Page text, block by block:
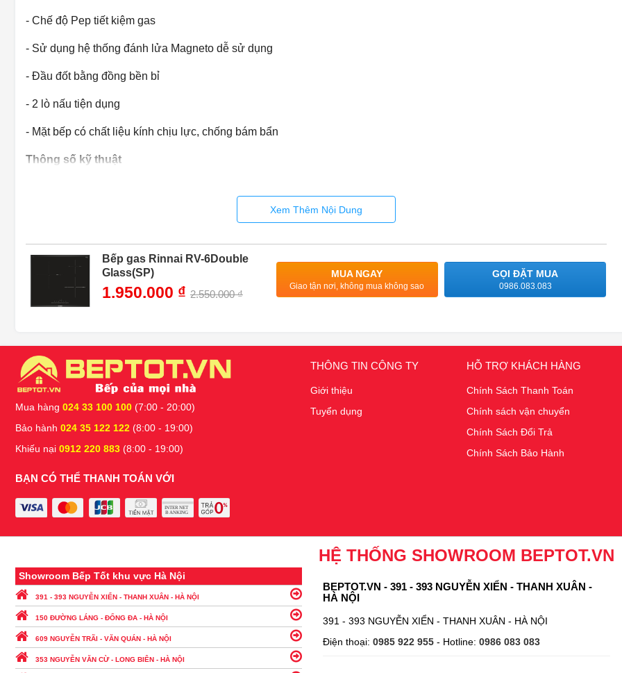
- Chế độ Pep tiết kiệm gas
- Sử dụng hệ thống đánh lửa Magneto dễ sử dụng
- Đầu đốt bằng đồng bền bỉ
- 2 lò nấu tiện dụng
- Mặt bếp có chất liệu kính chịu lực, chống bám bẩn
Thông số kỹ thuật
- Số lượng bếp nấu: 2 bếp
- Mặt bếp: Kính chịu lực
- Kiềng : Thép sơn tĩnh điện
Xem Thêm Nội Dung
Bếp gas Rinnai RV-6Double
Glass(SP)
1.950.000 ₫ 2.550.000 ₫
MUA NGAY
Giao tận nơi, không mua không sao
GỌI ĐẶT MUA
0986.083.083
Mua hàng 024 33 100 100 (7:00 - 20:00)
Bảo hành 024 35 122 122 (8:00 - 19:00)
Khiếu nại 0912 220 883 (8:00 - 19:00)
BẠN CÓ THỂ THANH TOÁN VỚI
THÔNG TIN CÔNG TY
Giới thiệu
Tuyển dụng
HỖ TRỢ KHÁCH HÀNG
Chính Sách Thanh Toán
Chính sách vận chuyển
Chính Sách Đổi Trả
Chính Sách Bảo Hành
HỆ THỐNG SHOWROOM BEPTOT.VN
Showroom Bếp Tốt khu vực Hà Nội
391 - 393 NGUYỄN XIỂN - THANH XUÂN - HÀ NỘI
150 ĐƯỜNG LÁNG - ĐỐNG ĐA - HÀ NỘI
609 NGUYỄN TRÃI - VĂN QUÁN - HÀ NỘI
353 NGUYỄN VĂN CỪ - LONG BIÊN - HÀ NỘI
BEPTOT.VN - 391 - 393 NGUYỄN XIỂN - THANH XUÂN -
HÀ NỘI
391 - 393 NGUYỄN XIỂN - THANH XUÂN - HÀ NỘI
Điện thoại:0985 922 955- Hotline:0986 083 083